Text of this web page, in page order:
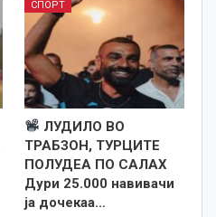
СПОРТ
ЛУДИЛО ВО
ТРАБЗОН, ТУРЦИТЕ
ПОЛУДЕА ПО САЛАХ
Дури 25.000 навивачи
ја дочекаа…